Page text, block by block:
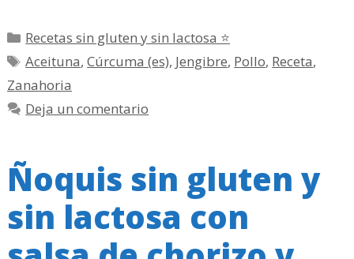
Categorías
Recetas sin gluten y sin lactosa ⭐
Etiquetas
Aceituna,Cúrcuma (es), Jengibre, Pollo, Receta,
Zanahoria
Deja un comentario
Ñoquis sin gluten y
sin lactosa con